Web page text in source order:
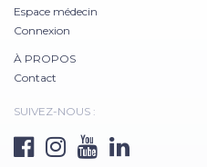
Espace médecin
Connexion
À PROPOS
Contact
SUIVEZ-NOUS :